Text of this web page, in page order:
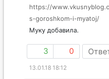
https://
s-goroshkom-i-myatoj/
Муку добавила.
3 0
13.01.18 18:12